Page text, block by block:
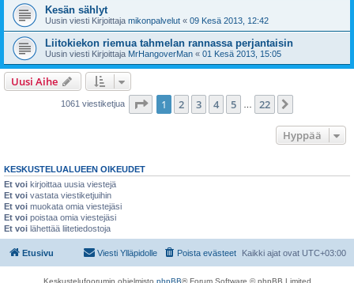
Kesän sählyt
Uusin viesti Kirjoittaja mikonpalvelut « 09 Kesä 2013, 12:42
Liitokiekon riemua tahmelan rannassa perjantaisin
Uusin viesti Kirjoittaja MrHangoverMan « 01 Kesä 2013, 15:05
Uusi Aihe
1061 viestiketjua Sivu /22
1 2 3 4 5 22
Hyppää
KESKUSTELUALUEEN OIKEUDET
Et voi kirjoittaa uusia viestejä
Et voi vastata viestiketjuihin
Et voi muokata omia viestejäsi
Et voi poistaa omia viestejäsi
Et voi lähettää liitetiedostoja
Etusivu Kaikki ajat ovat UTC+03:00
Poista evästeet
Viesti Ylläpidolle
Keskustelufoorumin ohjelmisto phpBB® Forum Software © phpBB Limited